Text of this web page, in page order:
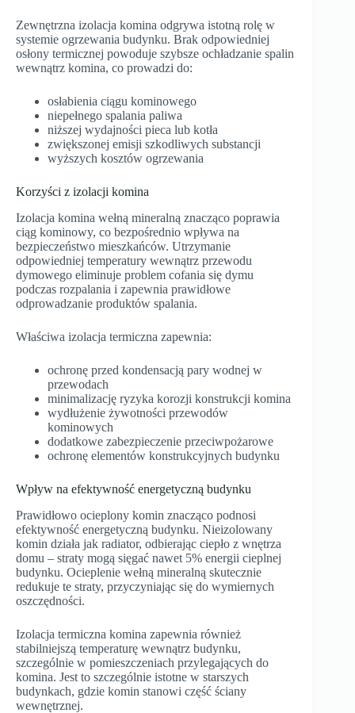
Zewnętrzna izolacja komina odgrywa istotną rolę w
systemie ogrzewania budynku. Brak odpowiedniej
osłony termicznej powoduje szybsze ochładzanie spalin
wewnątrz komina, co prowadzi do:
osłabienia ciągu kominowego
niepełnego spalania paliwa
niższej wydajności pieca lub kotła
zwiększonej emisji szkodliwych substancji
wyższych kosztów ogrzewania
Korzyści z izolacji komina
Izolacja komina wełną mineralną znacząco poprawia
ciąg kominowy, co bezpośrednio wpływa na
bezpieczeństwo mieszkańców. Utrzymanie
odpowiedniej temperatury wewnątrz przewodu
dymowego eliminuje problem cofania się dymu
podczas rozpalania i zapewnia prawidłowe
odprowadzanie produktów spalania.
Właściwa izolacja termiczna zapewnia:
ochronę przed kondensacją pary wodnej w
przewodach
minimalizację ryzyka korozji konstrukcji komina
wydłużenie żywotności przewodów
kominowych
dodatkowe zabezpieczenie przeciwpożarowe
ochronę elementów konstrukcyjnych budynku
Wpływ na efektywność energetyczną budynku
Prawidłowo ocieplony komin znacząco podnosi
efektywność energetyczną budynku. Nieizolowany
komin działa jak radiator, odbierając ciepło z wnętrza
domu – straty mogą sięgać nawet 5% energii cieplnej
budynku. Ocieplenie wełną mineralną skutecznie
redukuje te straty, przyczyniając się do wymiernych
oszczędności.
Izolacja termiczna komina zapewnia również
stabilniejszą temperaturę wewnątrz budynku,
szczególnie w pomieszczeniach przylegających do
komina. Jest to szczególnie istotne w starszych
budynkach, gdzie komin stanowi część ściany
wewnętrznej.